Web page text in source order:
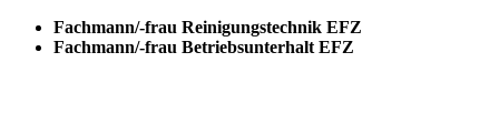
Fachmann/-frau Reinigungstechnik EFZ
Fachmann/-frau Betriebsunterhalt EFZ